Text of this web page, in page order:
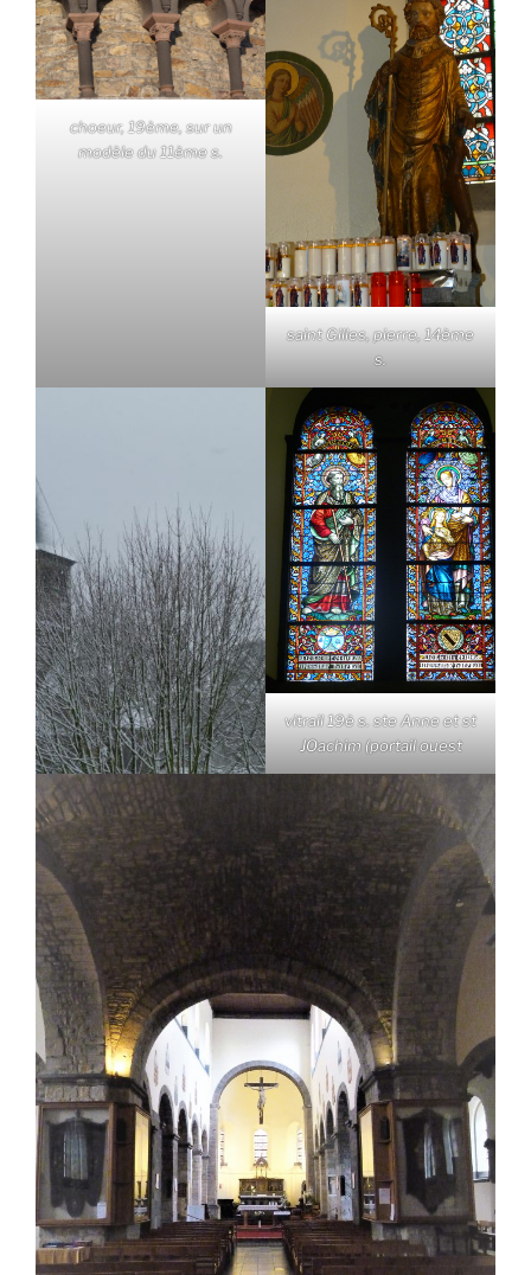
choeur, 19ème, sur un
modèle du 11ème s.
saint Gilles, pierre, 14ème
s.
vitrail 19è s. ste Anne et st
JOachim (portail ouest